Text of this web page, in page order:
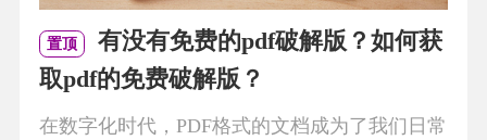
置顶
有没有免费的pdf破解版？如何获
取pdf的免费破解版？
在数字化时代，PDF格式的文档成为了我们日常